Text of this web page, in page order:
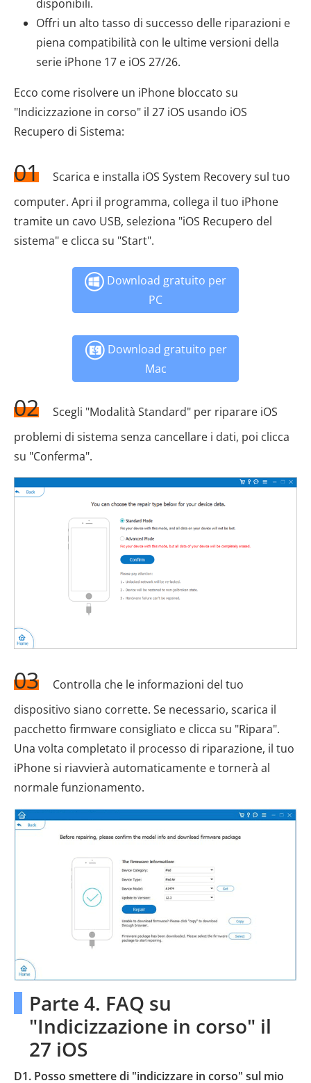
disponibili.
Offri un alto tasso di successo delle riparazioni e
piena compatibilità con le ultime versioni della
serie iPhone 17 e iOS 27/26.
Ecco come risolvere un iPhone bloccato su
"Indicizzazione in corso" il 27 iOS usando iOS
Recupero di Sistema:
01
Scarica e installa iOS System Recovery sul tuo
computer. Apri il programma, collega il tuo iPhone
tramite un cavo USB, seleziona "iOS Recupero del
sistema" e clicca su "Start".
Download gratuito per
PC
Download gratuito per
Mac
02
Scegli "Modalità Standard" per riparare iOS
problemi di sistema senza cancellare i dati, poi clicca
su "Conferma".
03
Controlla che le informazioni del tuo
dispositivo siano corrette. Se necessario, scarica il
pacchetto firmware consigliato e clicca su "Ripara".
Una volta completato il processo di riparazione, il tuo
iPhone si riavvierà automaticamente e tornerà al
normale funzionamento.
Parte 4. FAQ su
"Indicizzazione in corso" il
27 iOS
D1. Posso smettere di "indicizzare in corso" sul mio